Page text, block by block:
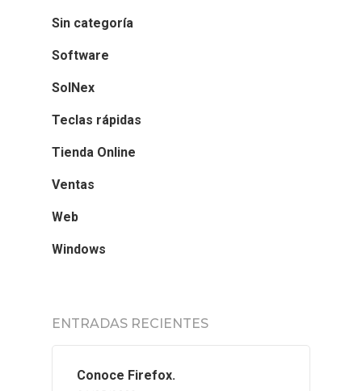
Sin categoría
Software
SolNex
Teclas rápidas
Tienda Online
Ventas
Web
Windows
ENTRADAS RECIENTES
Conoce Firefox.